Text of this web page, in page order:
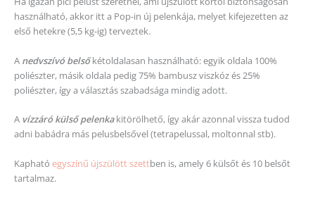
használható, akkor itt a Pop-in új pelenkája, melyet kifejezetten az
első hetekre (5,5 kg-ig) terveztek.
A nedvszívó belsőkétoldalasan használható: egyik oldala 100%
poliészter, másik oldala pedig 75% bambusz viszkóz és 25%
poliészter, így a választás szabadsága mindig adott.
A vízzáró külső pelenkakitörölhető, így akár azonnal vissza tudod
adni babádra más pelusbelsővel (tetrapelussal, moltonnal stb).
Kapható egyszínű újszülött szettben is, amely 6 külsőt és 10 belsőt
tartalmaz.